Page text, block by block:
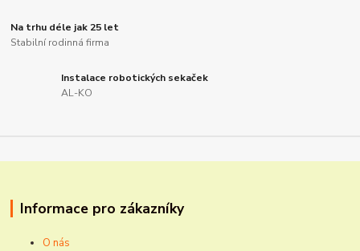
Na trhu déle jak 25 let
Stabilní rodinná firma
Instalace robotických sekaček
AL-KO
Informace pro zákazníky
O nás